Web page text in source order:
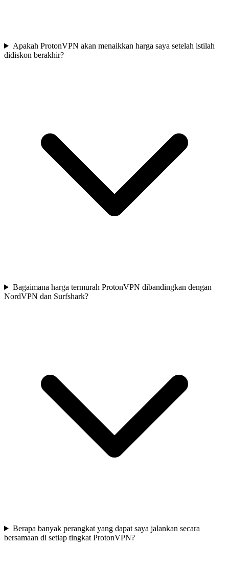
Apakah ProtonVPN akan menaikkan harga saya setelah istilah
didiskon berakhir?
Bagaimana harga termurah ProtonVPN dibandingkan dengan
NordVPN dan Surfshark?
Berapa banyak perangkat yang dapat saya jalankan secara
bersamaan di setiap tingkat ProtonVPN?